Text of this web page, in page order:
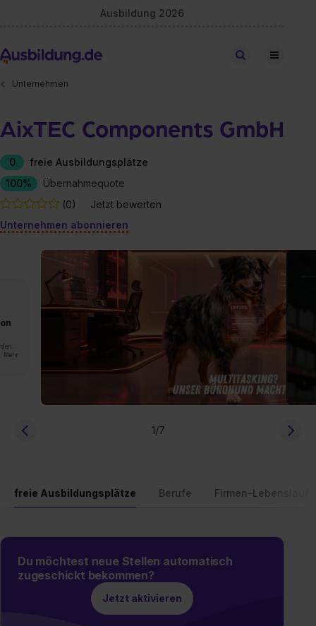
Ausbildung 2026
Stellen finden
Unternehmen
AixTEC Components GmbH
0
freie Ausbildungsplätze
100%
Übernahmequote
(0)
Jetzt bewerten
Unternehmen abonnieren
Mehr
1/7
freie Ausbildungsplätze Berufe Firmen-Lebenslauf
Du möchtest neue Stellen automatisch
zugeschickt bekommen?
Jetzt aktivieren